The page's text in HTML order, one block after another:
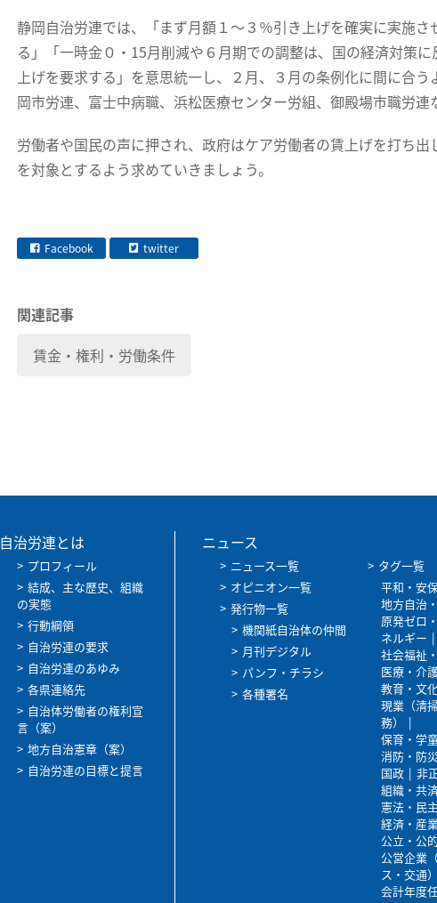
静岡自治労連では、「まず月額１～３％引き上げを確実に実施
る」「一時金０・15月削減や６月期での調整は、国の経済対策
上げを要求する」を意思統一し、２月、３月の条例化に間に合
岡市労連、富士中病職、浜松医療センター労組、御殿場市職労連
労働者や国民の声に押され、政府はケア労働者の賃上げを打ち
を対象とするよう求めていきましょう。
Facebook twitter
関連記事
賃金・権利・労働条件
自治労連とは
プロフィール
結成、主な歴史、組織
の実態
行動綱領
自治労連の要求
自治労連のあゆみ
各県連絡先
自治体労働者の権利宣
言（案）
地方自治憲章（案）
自治労連の目標と提言
ニュース
ニュース一覧
オピニオン一覧
発行物一覧
機関紙自治体の仲間
月刊デジタル
パンフ・チラシ
各種署名
タグ一覧
平和・安
地方自治
原発ゼロ
ネルギー
社会福祉
医療・介
教育・文
現業（清
務）
保育・学
消防・防災
国政
非
組織・共
憲法・民
経済・産
公立・公
公営企業
ス・交通）
会計年度